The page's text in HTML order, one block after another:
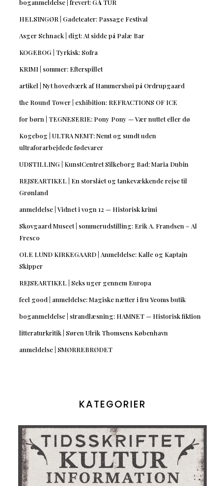
boganmeldelse | frevert: GÅ TUR
HELSINGØR | Gadeteater: Passage Festival
Asger Schnack | digt: At sidde på Palæ Bar
KOGEBOG | Tyrkisk: Sofra
KRIMI | sommer: Efterspillet
artikel | Nyt hovedværk af Hammershøi på Ordrupgaard
the Round Tower | exhibition: REFRACTIONS OF ICE
for børn | TEGNESERIE: Pony Pony — Vær nuttet eller dø
Kogebog | ULTRA NEMT: Nemt og sundt uden
ultraforarbejdede fødevarer
UDSTILLING | KunstCentret Silkeborg Bad: Maria Dubin
REJSEARTIKEL | En storslået og tankevækkende rejse til
Grønland
anmeldelse | Vidnet i vogn 12 — Historisk krimi
Skovgaard Museet | sommerudstilling: Erik A. Frandsen – Al
Fresco
OLE LUND KIRKEGAARD | Anmeldelse: Kalle og Kaptajn
Skipper
REJSEARTIKEL | Seks uger gennem Europa
feel good | anmeldelse: Magiske nætter i fru Yeoms butik
boganmeldelse | strandlæsning: HAMNET — Historisk fiktion
litteraturkritik | Søren Ulrik Thomsens København
anmeldelse | SMØRREBRØDET
KATEGORIER